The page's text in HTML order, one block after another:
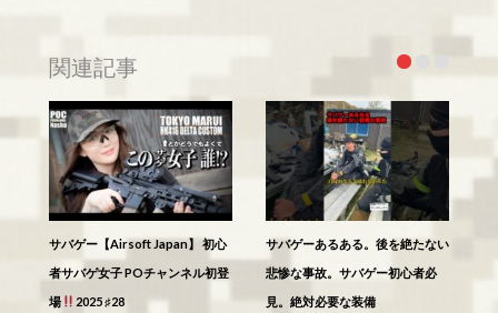
関連記事
サバゲー【Airsoft Japan】 初心
者サバゲ女子 POチャンネル初登
場
2025 ♯28
サバゲーあるある。後を絶たない
悲惨な事故。サバゲー初心者必
見。絶対必要な装備